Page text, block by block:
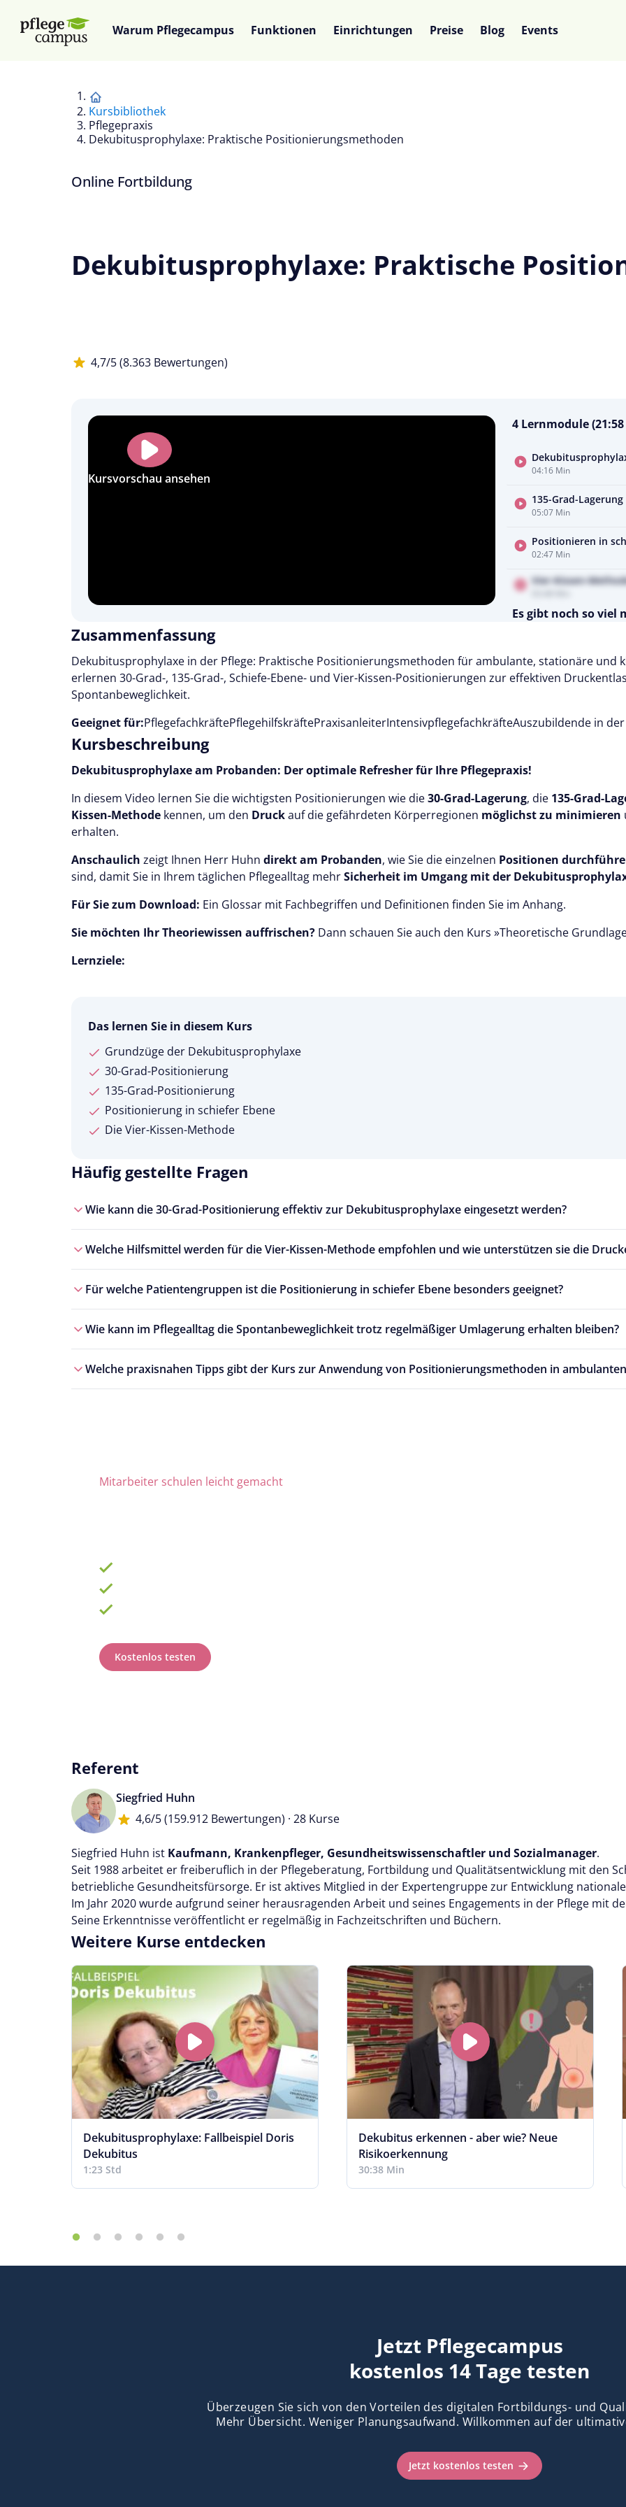
Warum Pflegecampus Funktionen Einrichtungen Preise Blog Events
Kursbibliothek
Pflegepraxis
Dekubitusprophylaxe: Praktische Positionierungsmethoden
Online Fortbildung
Dekubitusprophylaxe: Praktische
4,7/5 (8.363 Bewertungen)
Kursvorschau ansehen
4 Lernmodule
04:16 Min
135-Grad-Lagerung
05:07 Min
Positionieren in
02:47 Min
Vier-Kissen-
Es gibt noch so viel
Zusammenfassung
Dekubitusprophylaxe in der Pflege: Praktische Positionierungsmethoden für ambulante, stationäre und
erlernen 30-Grad-, 135-Grad-, Schiefe-Ebene- und Vier-Kissen-Positionierungen zur effektiven
Spontanbeweglichkeit.
Geeignet für:PflegefachkräftePflegehilfskräftePraxisanleiterIntensivpflegefachkräfteAuszubildende in
Kursbeschreibung
Dekubitusprophylaxe am Probanden: Der optimale Refresher für Ihre Pflegepraxis!
In diesem Video lernen Sie die wichtigsten Positionierungen wie die30-Grad-Lagerung, die 135-Grad-
Kissen-Methode kennen, um den Druckauf die gefährdeten Körperregionen möglichst zu minimieren
erhalten.
Anschaulich zeigt Ihnen Herr Huhn direkt am Probanden, wie Sie die einzelnen Positionen
sind, damit Sie in Ihrem täglichen Pflegealltag mehrSicherheit im Umgang mit der
Für Sie zum Download: Ein Glossar mit Fachbegriffen und Definitionen finden Sie im Anhang.
Sie möchten Ihr Theoriewissen auffrischen? Dann schauen Sie auch den Kurs »Theoretische
Lernziele:
Das lernen Sie in diesem Kurs
Grundzüge der Dekubitusprophylaxe
30-Grad-Positionierung
135-Grad-Positionierung
Positionierung in schiefer Ebene
Die Vier-Kissen-Methode
Häufig gestellte Fragen
Wie kann die 30-Grad-Positionierung effektiv zur Dekubitusprophylaxe eingesetzt werden?
Welche Hilfsmittel werden für die Vier-Kissen-Methode empfohlen und wie unterstützen sie die
Für welche Patientengruppen ist die Positionierung in schiefer Ebene besonders geeignet?
Wie kann im Pflegealltag die Spontanbeweglichkeit trotz regelmäßiger Umlagerung erhalten bleiben?
Welche praxisnahen Tipps gibt der Kurs zur Anwendung von Positionierungsmethoden in
Mitarbeiter schulen leicht gemacht
Kostenlos testen
Referent
Siegfried Huhn
4,6/5(159.912 Bewertungen) · 28 Kurse
Siegfried Huhn ist Kaufmann, Krankenpfleger, Gesundheitswissenschaftler und Sozialmanager.
Seit 1988 arbeitet er freiberuflich in der Pflegeberatung, Fortbildung und Qualitätsentwicklung mit den
betriebliche Gesundheitsfürsorge. Er ist aktives Mitglied in der Expertengruppe zur Entwicklung
Im Jahr 2020 wurde aufgrund seiner herausragenden Arbeit und seines Engagements in der Pflege mit
Seine Erkenntnisse veröffentlicht er regelmäßig in Fachzeitschriften und Büchern.
Weitere Kurse entdecken
Dekubitusprophylaxe: Fallbeispiel Doris
Dekubitus
1:23 Std
Dekubitus erkennen - aber wie? Neue
Risikoerkennung
30:38 Min
Jetzt Pflegecampus
kostenlos 14 Tage testen
Überzeugen Sie sich von den Vorteilen des digitalen Fortbildungs- und
Mehr Übersicht. Weniger Planungsaufwand. Willkommen auf der
Jetzt kostenlos testen